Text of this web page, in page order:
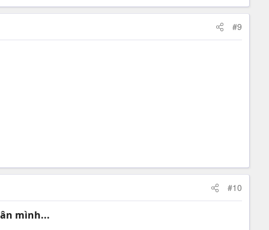
#9
#10
mình...